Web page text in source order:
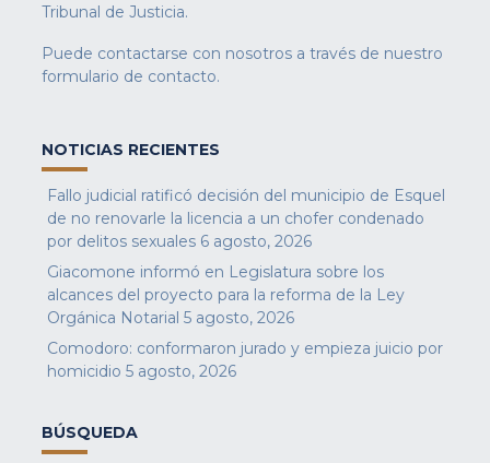
Tribunal de Justicia.
Puede contactarse con nosotros a través de nuestro
formulario de contacto.
NOTICIAS RECIENTES
Fallo judicial ratificó decisión del municipio de Esquel
de no renovarle la licencia a un chofer condenado
por delitos sexuales 6 agosto, 2026
Giacomone informó en Legislatura sobre los
alcances del proyecto para la reforma de la Ley
Orgánica Notarial 5 agosto, 2026
Comodoro: conformaron jurado y empieza juicio por
homicidio 5 agosto, 2026
BÚSQUEDA